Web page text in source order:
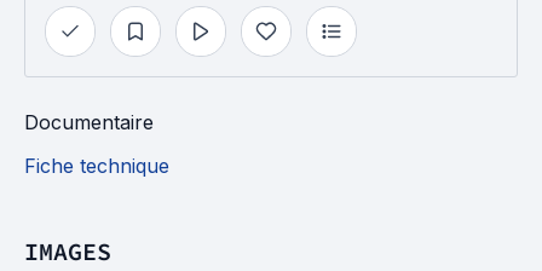
Documentaire
Fiche technique
IMAGES